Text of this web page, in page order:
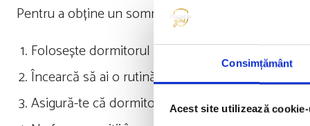
Consimțământ
Acest site utilizează
Pentru a obține un somn bun:
Folosește dormitorul numai pentru somn, nu
Încearcă să ai o rutină liniştitoare la culcare
Asigură-te că dormitorul este întunecat și